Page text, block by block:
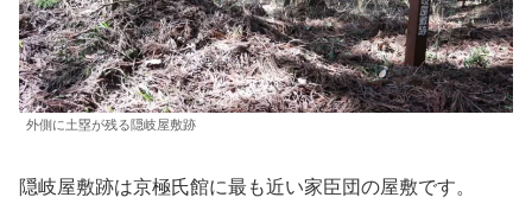
外側に土塁が残る隠岐屋敷跡
隠岐屋敷跡は京極氏館に最も近い家臣団の屋敷です。